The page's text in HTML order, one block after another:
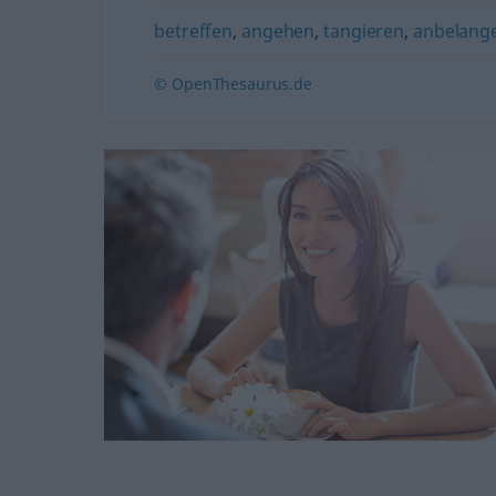
betreffen, angehen,tangieren,
© OpenThesaurus.de